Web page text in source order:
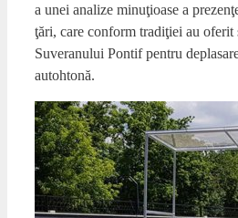
a unei analize minuţioase a
ţări, care conform tradiţiei au oferit
Suveranului Pontif pentru
autohtonă.